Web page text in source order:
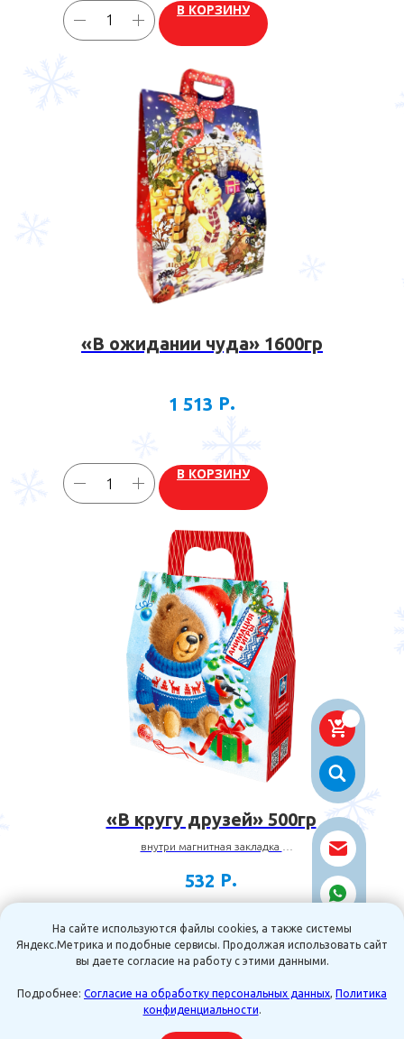
В КОРЗИНУ
«В ожидании чуда» 1600гр
1 513 Р.
В КОРЗИНУ
«В кругу друзей» 500гр
внутри магнитная закладка
532 Р.
В КОРЗИНУ
На сайте используются файлы cookies, а также системы
Яндекс.Метрика и подобные сервисы. Продолжая использовать сайт
вы даете согласие на работу с этими данными.
Подробнее: Согласие на обработку персональных данных, Политика
конфиденциальности.